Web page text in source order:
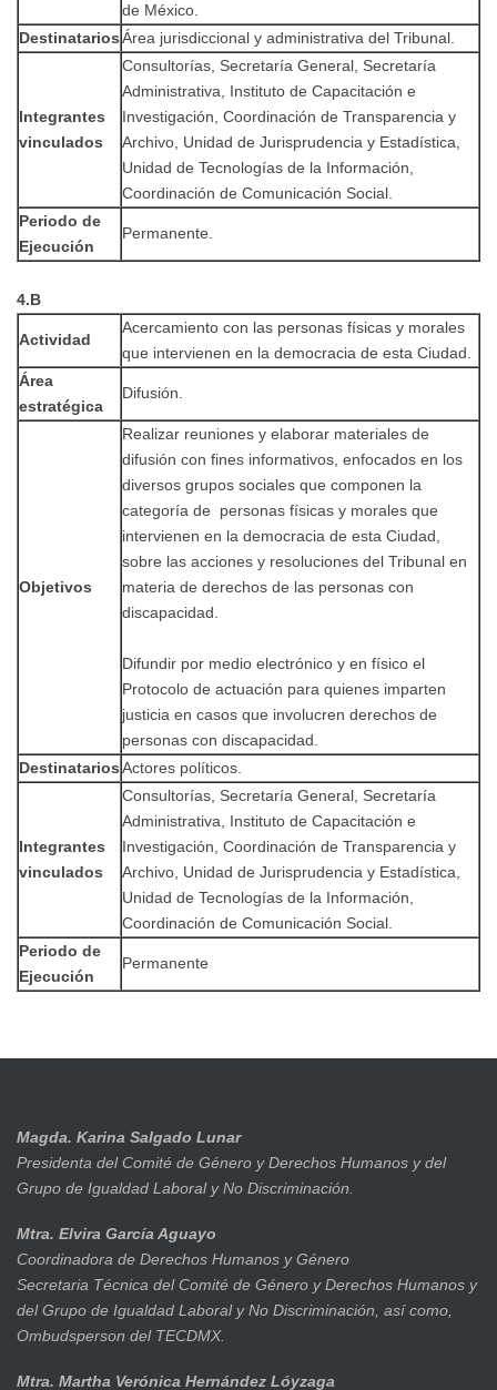
de México.
DestinatariosÁrea jurisdiccional y administrativa del Tribunal.
Integrantes
vinculados
Consultorías, Secretaría General, Secretaría
Administrativa, Instituto de Capacitación e
Investigación, Coordinación de Transparencia y
Archivo, Unidad de Jurisprudencia y Estadística,
Unidad de Tecnologías de la Información,
Coordinación de Comunicación Social.
Periodo de
Ejecución
Permanente.
4.B
Actividad
Acercamiento con las personas físicas y morales
que intervienen en la democracia de esta Ciudad.
Área
estratégica
Difusión.
Objetivos
Realizar reuniones y elaborar materiales de
difusión con fines informativos, enfocados en los
diversos grupos sociales que componen la
categoría de personas físicas y morales que
intervienen en la democracia de esta Ciudad,
sobre las acciones y resoluciones del Tribunal en
materia de derechos de las personas con
discapacidad.
Difundir por medio electrónico y en físico el
Protocolo de actuación para quienes imparten
justicia en casos que involucren derechos de
personas con discapacidad.
DestinatariosActores políticos.
Integrantes
vinculados
Consultorías, Secretaría General, Secretaría
Administrativa, Instituto de Capacitación e
Investigación, Coordinación de Transparencia y
Archivo, Unidad de Jurisprudencia y Estadística,
Unidad de Tecnologías de la Información,
Coordinación de Comunicación Social.
Periodo de
Ejecución
Permanente
Magda. Karina Salgado Lunar
Presidenta del Comité de Género y Derechos Humanos y del
Grupo de Igualdad Laboral y No Discriminación.
Mtra. Elvira García Aguayo
Coordinadora de Derechos Humanos y Género
Secretaria Técnica del Comité de Género y Derechos Humanos y
del Grupo de Igualdad Laboral y No Discriminación, así como,
Ombudsperson del TECDMX.
Mtra. Martha Verónica Hernández Lóyzaga